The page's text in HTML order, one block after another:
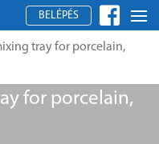
BELÉPÉS
tray for porcelain,
for porcelain,